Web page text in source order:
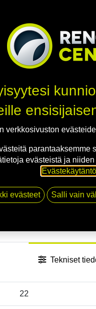
EAN:
Jaa
Tekniset
22
verkkosivuston
parantaaksemme
evästeistä ja
Evästekäytäntö
evästeet Salli vain